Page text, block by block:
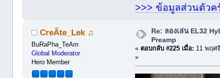
>>> ข้อมูลส่วนตัวค
CreÃte_Lek ♫
BuRaPha_TeAm
Global Moderator
Hero Member
Re: ลองเล่น EL32
Preamp
« ตอบกลับ #225 เมื่อ: 11 พฤศ
»